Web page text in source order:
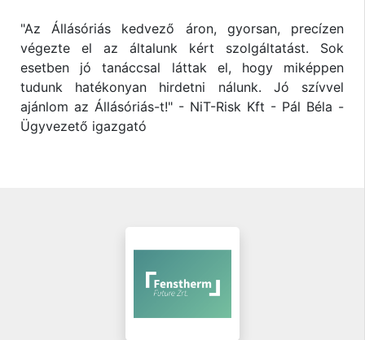
"Az Állásóriás kedvező áron, gyorsan, precízen
végezte el az általunk kért szolgáltatást. Sok
esetben jó tanáccsal láttak el, hogy miképpen
tudunk hatékonyan hirdetni nálunk. Jó szívvel
ajánlom az Állásóriás-t!" - NiT-Risk Kft - Pál Béla -
Ügyvezető igazgató